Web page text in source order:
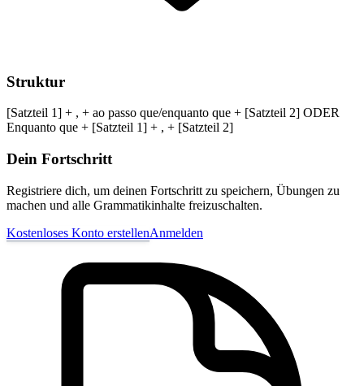
Struktur
[Satzteil 1] + , + ao passo que/enquanto que + [Satzteil 2] ODER
Enquanto que + [Satzteil 1] + , + [Satzteil 2]
Dein Fortschritt
Registriere dich, um deinen Fortschritt zu speichern, Übungen zu
machen und alle Grammatikinhalte freizuschalten.
Kostenloses Konto erstellenAnmelden